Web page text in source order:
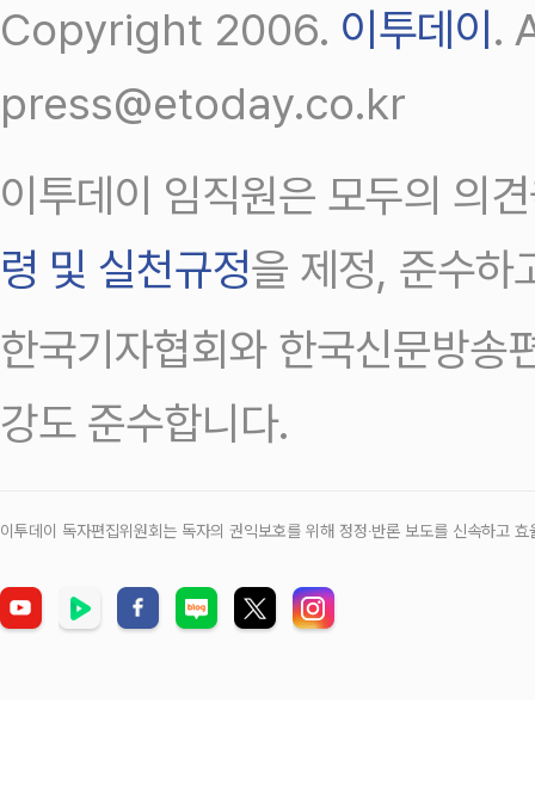
Copyright 2006. 이투데이.
press@etoday.co.kr
이투데이 임직원은 모두의 의
령 및 실천규정을 제정, 준수하
한국기자협회와 한국신문방송
강도 준수합니다.
이투데이 독자편집위원회는 독자의 권익보호를 위해 정정‧반론 보도를 신속하고